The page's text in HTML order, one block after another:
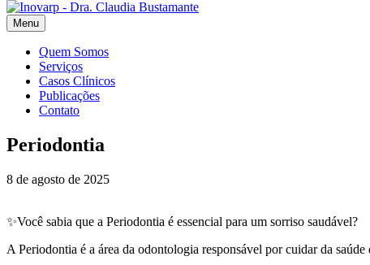
Menu
Quem Somos
Serviços
Casos Clínicos
Publicações
Contato
Periodontia
8 de agosto de 2025
✨Você sabia que a Periodontia é essencial para um sorriso saudável?
A Periodontia é a área da odontologia responsável por cuidar da